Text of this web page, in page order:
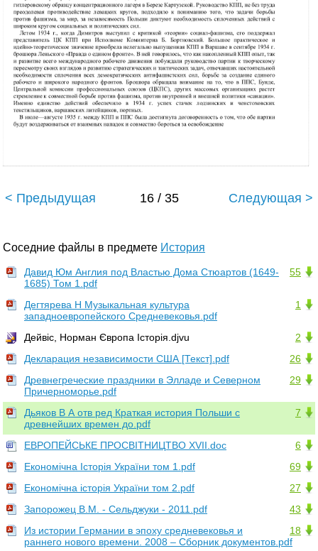
< Предыдущая 16 / 35 Следующая >
Соседние файлы в предмете История
55
Давид Юм Англия под Властью Дома Стюартов (1649-
1685) Том 1.pdf
1
Дегтярева Н Музыкальная культура
западноевропейского Средневековья.pdf
2
Дейвіс, Норман Європа Історія.djvu
26
Декларация независимости США [Текст].pdf
29
Древнегреческие праздники в Элладе и Северном
Причерноморье.pdf
7
Дьяков В А отв ред Краткая история Польши с
древнейших времен до.pdf
6
ЕВРОПЕЙСЬКЕ ПРОСВІТНИЦТВО XVII.doc
69
Економічна Історія України том 1.pdf
27
Економічна історія України том 2.pdf
43
Запорожец В.М. - Сельджуки - 2011.pdf
18
Из истории Германии в эпоху средневековья и
раннего нового времени. 2008 – Сборник документов.pdf